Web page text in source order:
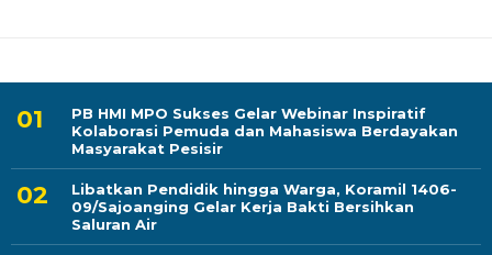
PB HMI MPO Sukses Gelar Webinar Inspiratif
Kolaborasi Pemuda dan Mahasiswa Berdayakan
Masyarakat Pesisir
Libatkan Pendidik hingga Warga, Koramil 1406-
09/Sajoanging Gelar Kerja Bakti Bersihkan
Saluran Air